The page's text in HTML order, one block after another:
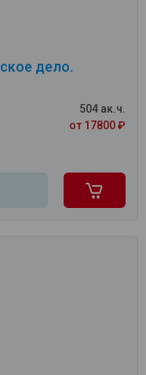
дело.
504 ак.ч.
от 17800 ₽